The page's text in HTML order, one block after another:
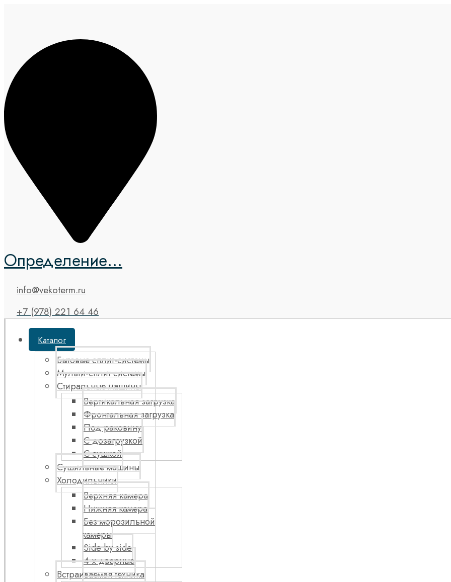
Определение...
info@vekoterm.ru
+7 (978) 221 64 46
Каталог
Бытовые сплит-системы
Мульти-сплит системы
Стиральные машины
Вертикальная загрузка
Фронтальная загрузка
Под раковину
С дозагрузкой
С сушкой
Сушильные машины
Холодильники
Верхняя камера
Нижняя камера
Без морозильной
камеры
Side by side
4-х дверные
Встраиваемая техника